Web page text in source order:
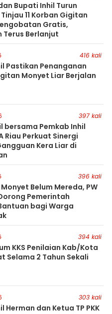
Bupati Inhil Turun
11 Korban Gigitan
Gratis,
Terus Berlanjut
416 kali
Pastikan Penanganan
Monyet Liar Berjalan
397 kali
bersama Pemkab Inhil
Riau Perkuat Sinergi
Kera Liar di
396 kali
Belum Mereda, PW
Pemerintah
bagi Warga
394 kali
KKS Penilaian Kab/Kota
Selama 2 Tahun Sekali
303 kali
Herman dan Ketua TP PKK